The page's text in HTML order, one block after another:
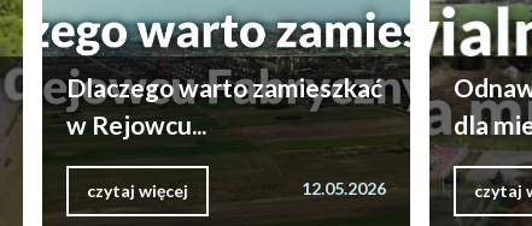
Dlaczego warto zamieszkać
w Rejowcu...
czytaj więcej 12.05.2026
dla
czytaj